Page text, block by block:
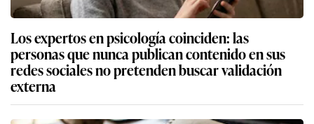
Los expertos en psicología coinciden: las
personas que nunca publican contenido en sus
redes sociales no pretenden buscar validación
externa